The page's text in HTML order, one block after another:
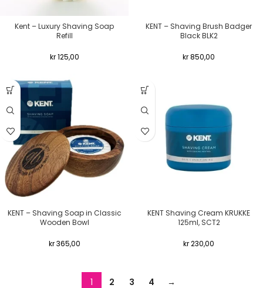
Kent – Luxury Shaving Soap
Refill
kr125,00
KENT – Shaving Brush Badger
Black BLK2
kr850,00
KENT – Shaving Soap in Classic
Wooden Bowl
kr365,00
KENT Shaving Cream KRUKKE
125ml, SCT2
kr230,00
1 2 3 4 →